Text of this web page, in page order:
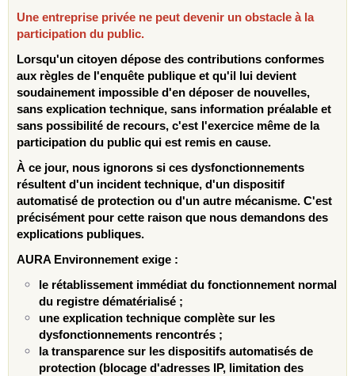
Une entreprise privée ne peut devenir un obstacle à la
participation du public.
Lorsqu'un citoyen dépose des contributions conformes
aux règles de l'enquête publique et qu'il lui devient
soudainement impossible d'en déposer de nouvelles,
sans explication technique, sans information préalable et
sans possibilité de recours, c'est l'exercice même de la
participation du public qui est remis en cause.
À ce jour, nous ignorons si ces dysfonctionnements
résultent d'un incident technique, d'un dispositif
automatisé de protection ou d'un autre mécanisme. C'est
précisément pour cette raison que nous demandons des
explications publiques.
AURA Environnement exige :
le rétablissement immédiat du fonctionnement normal
du registre dématérialisé ;
une explication technique complète sur les
dysfonctionnements rencontrés ;
la transparence sur les dispositifs automatisés de
protection (blocage d'adresses IP, limitation des